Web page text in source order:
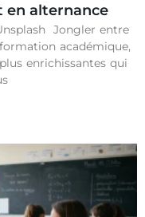
en alternance
Jongler entre
académique,
enrichissantes qui